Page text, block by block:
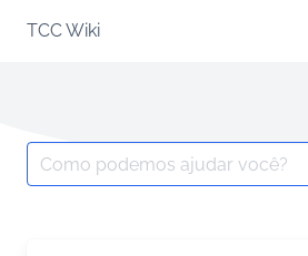
TCC Wiki
Search
for: